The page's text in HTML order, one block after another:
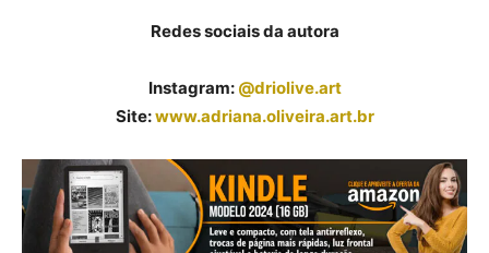
Redes sociais da autora
Instagram: @driolive.art
Site:www.adriana.oliveira.art.br